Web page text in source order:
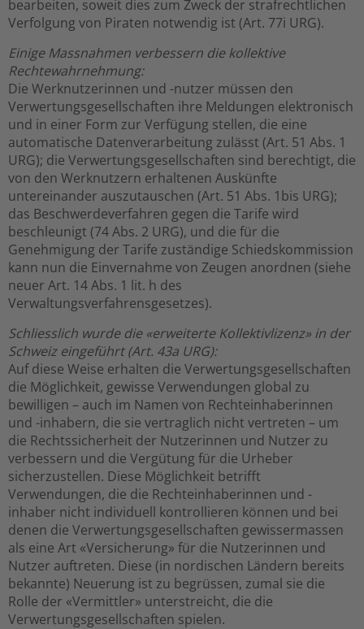
bearbeiten, soweit dies zum Zweck der strafrechtlichen
Verfolgung von Piraten notwendig ist (Art. 77i URG).
Einige Massnahmen verbessern die kollektive
Rechtewahrnehmung:
Die Werknutzerinnen und -nutzer müssen den
Verwertungsgesellschaften ihre Meldungen elektronisch
und in einer Form zur Verfügung stellen, die eine
automatische Datenverarbeitung zulässt (Art. 51 Abs. 1
URG); die Verwertungsgesellschaften sind berechtigt, die
von den Werknutzern erhaltenen Auskünfte
untereinander auszutauschen (Art. 51 Abs. 1bis URG);
das Beschwerdeverfahren gegen die Tarife wird
beschleunigt (74 Abs. 2 URG), und die für die
Genehmigung der Tarife zuständige Schiedskommission
kann nun die Einvernahme von Zeugen anordnen (siehe
neuer Art. 14 Abs. 1 lit. h des
Verwaltungsverfahrensgesetzes).
Schliesslich wurde die «erweiterte Kollektivlizenz» in der
Schweiz eingeführt (Art. 43a URG):
Auf diese Weise erhalten die Verwertungsgesellschaften
die Möglichkeit, gewisse Verwendungen global zu
bewilligen – auch im Namen von Rechteinhaberinnen
und -inhabern, die sie vertraglich nicht vertreten – um
die Rechtssicherheit der Nutzerinnen und Nutzer zu
verbessern und die Vergütung für die Urheber
sicherzustellen. Diese Möglichkeit betrifft
Verwendungen, die die Rechteinhaberinnen und -
inhaber nicht individuell kontrollieren können und bei
denen die Verwertungsgesellschaften gewissermassen
als eine Art «Versicherung» für die Nutzerinnen und
Nutzer auftreten. Diese (in nordischen Ländern bereits
bekannte) Neuerung ist zu begrüssen, zumal sie die
Rolle der «Vermittler» unterstreicht, die die
Verwertungsgesellschaften spielen.